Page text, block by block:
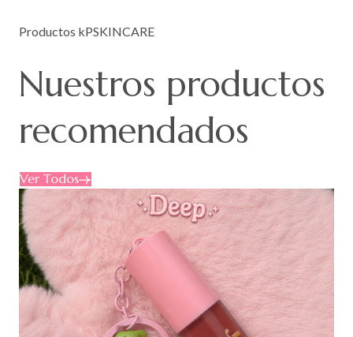
Productos kPSKINCARE
Nuestros productos
recomendados
Ver Todos